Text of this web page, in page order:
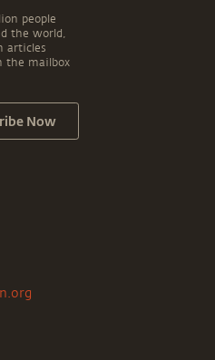
people
the world,
articles
the mailbox
Now